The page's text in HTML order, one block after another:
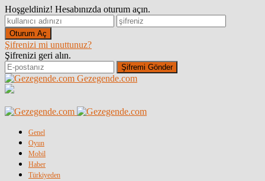
Hoşgeldiniz! Hesabınızda oturum açın.
Şifrenizi mi unuttunuz?
Şifrenizi geri alın.
Gezegende.com
Genel
Oyun
Mobil
Haber
Türkiyeden